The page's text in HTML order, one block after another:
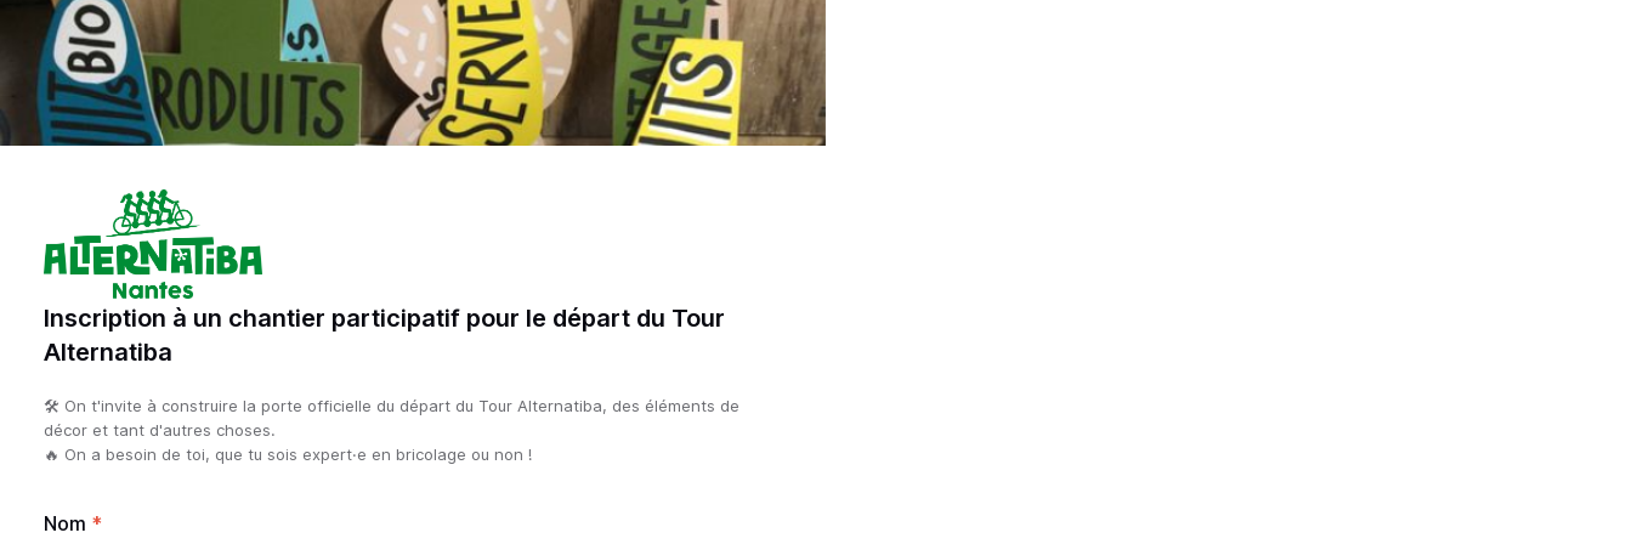
Inscription à un chantier participatif pour le départ du Tour
Alternatiba
🛠 On t'invite à construire la porte officielle du départ du Tour Alternatiba, des éléments de
décor et tant d'autres choses.
🔥 On a besoin de toi, que tu sois expert·e en bricolage ou non !
Nom *